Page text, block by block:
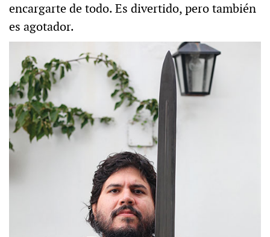
encargarte de todo. Es divertido, pero también
es agotador.